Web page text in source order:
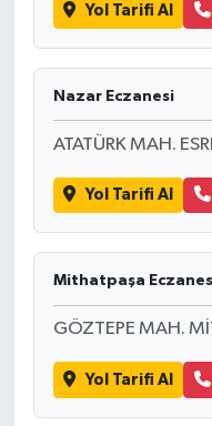
Yol Tarifi Al
Nazar Eczanesi
ATATÜRK MAH.
Yol Tarifi Al
Mithatpaşa
GÖZTEPE MAH.
Yol Tarifi Al